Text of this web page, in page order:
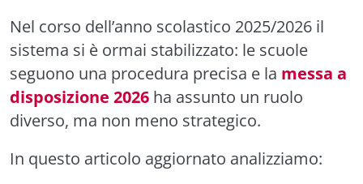
Nel corso dell’anno scolastico 2025/2026 il
sistema si è ormai stabilizzato: le scuole
seguono una procedura precisa e la messa a
disposizione 2026 ha assunto un ruolo
diverso, ma non meno strategico.
In questo articolo aggiornato analizziamo: